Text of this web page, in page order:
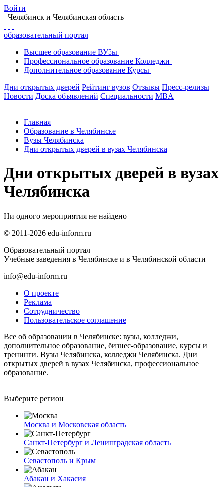
Войти
Челябинск и Челябинская область
образовательный портал
Высшее образование ВУЗы
Профессиональное образование Колледжи
Дополнительное образование Курсы
Дни открытых дверей Рейтинг вузов Отзывы Пресс-релизы
Новости Доска объявлений Специальности MBA
Главная
Образование в Челябинске
Вузы Челябинска
Дни открытых дверей в вузах Челябинска
Дни открытых дверей в вузах
Челябинска
Ни одного мероприятия не найдено
© 2011-2026 edu-inform.ru
Образовательный портал
Учебные заведения в Челябинске и в Челябинской области
info@edu-inform.ru
О проекте
Реклама
Сотрудничество
Пользовательское соглашение
Все об образовании в Челябинске: вузы, колледжи,
дополнительное образование, бизнес-образование, курсы и
тренинги. Вузы Челябинска, колледжи Челябинска. Дни
открытых дверей в вузах Челябинска, профессиональное
образование.
Выберите регион
Москва и Московская область
Санкт-Петербург и Ленинградская область
Севастополь и Крым
Абакан и Хакасия